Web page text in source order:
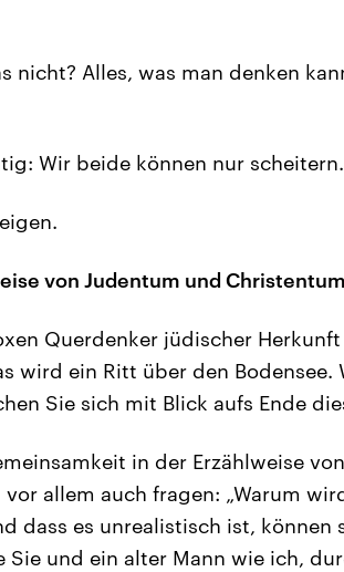
nicht? Alles, was man denken
Wir beide können nur scheitern.
von Judentum und
Querdenker jüdischer
wird ein Ritt über den Bodensee.
Sie sich mit Blick aufs Ende
in der Erzählweise
allem auch fragen: „Warum
dass es unrealistisch ist, können
Sie und ein alter Mann wie ich,